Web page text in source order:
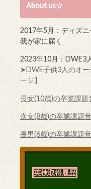
About us☆
2017年5月：ディズ
我が家に届く
2023年10月：DWE3
➤DWE子供3人のオ
ージ】
長女(10歳)の卒業課題
次女(8歳)の卒業課題
長男(6歳)の卒業課題
英検取得履歴